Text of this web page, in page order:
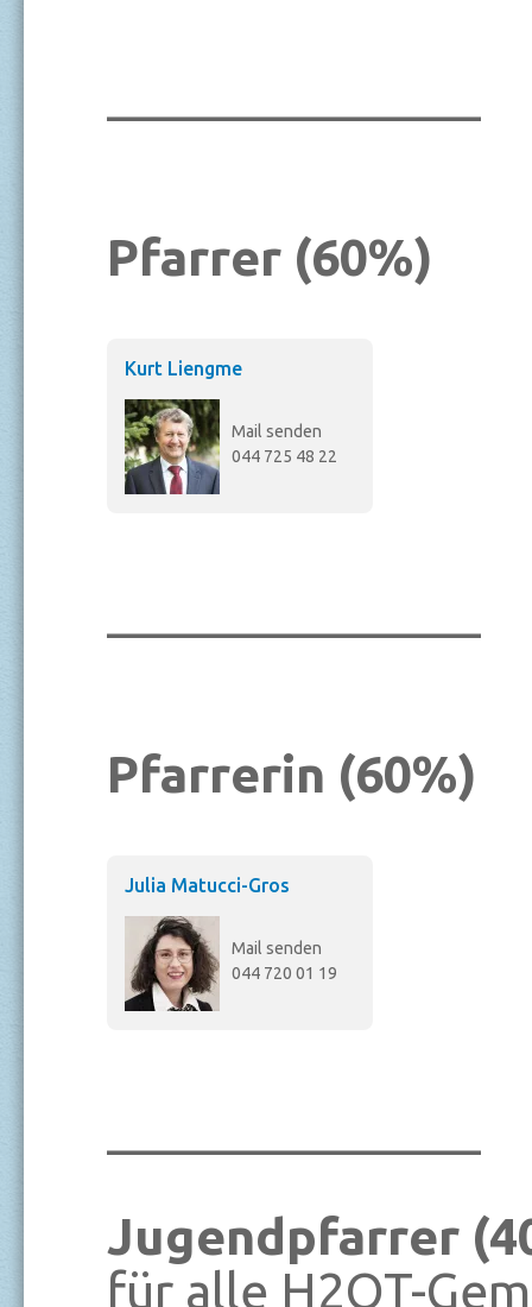
Pfarrer (60%)
Kurt Liengme
Mail senden
044 725 48 22
Pfarrerin (60%)
Julia Matucci-Gros
Mail senden
044 720 01 19
Jugendpfarrer
für alle H2OT-